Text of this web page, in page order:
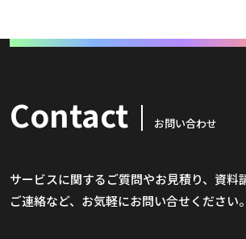
Contact お問い合わせ
サービスに関するご質問やお見積り、資料
ご連絡など、お気軽にお問い合せください。